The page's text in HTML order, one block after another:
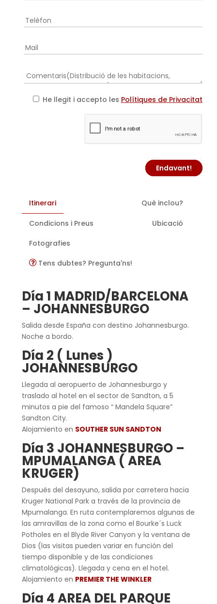
He llegit i accepto les Polítiques de Privacitat
Endavant!
Itinerari Què inclou?
Condicions i Preus Ubicació
Fotografies
Tens dubtes? Pregunta'ns!
Día 1 MADRID/BARCELONA
– JOHANNESBURGO
Salida desde España con destino Johannesburgo.
Noche a bordo.
Día 2 ( Lunes )
JOHANNESBURGO
Llegada al aeropuerto de Johannesburgo y
traslado al hotel en el sector de Sandton, a 5
minutos a pie del famoso “ Mandela Square”
Sandton City.
Alojamiento en SOUTHER SUN SANDTON
Día 3 JOHANNESBURGO –
MPUMALANGA ( AREA
KRUGER)
Después del desayuno, salida por carretera hacia
Kruger National Park a través de la provincia de
Mpumalanga. En ruta contemplaremos algunas de
las amravillas de la zona como el Bourke´s Luck
Potholes en el Blyde River Canyon y la ventana de
Dios (las visitas pueden variar en función del
tiempo disponible y de las condiciones
climatológicas). Llegada y cena en el hotel.
Alojamiento en PREMIER THE WINKLER
Día 4 AREA DEL PARQUE